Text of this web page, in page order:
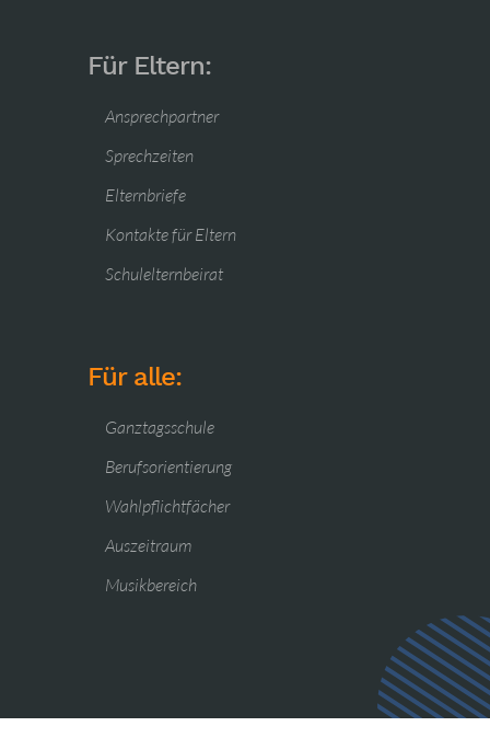
Für Eltern:
Ansprechpartner
Sprechzeiten
Elternbriefe
Kontakte für Eltern
Schulelternbeirat
Für alle:
Ganztagsschule
Berufsorientierung
Wahlpflichtfächer
Auszeitraum
Musikbereich